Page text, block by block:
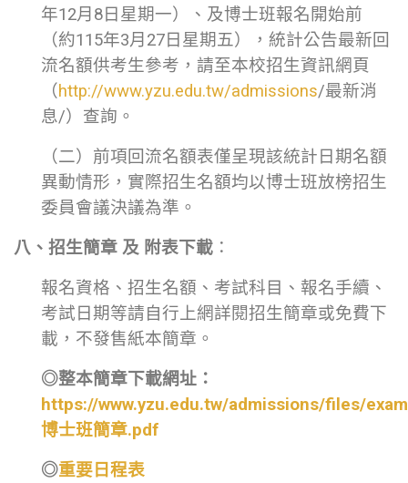
年12月8日星期一）、及博士班報名開始前
（約115年3月27日星期五），統計公告最新回
流名額供考生參考，請至本校招生資訊網頁
（http://www.yzu.edu.tw/admissions/最新消
息/）查詢。
（二）前項回流名額表僅呈現該統計日期名額
異動情形，實際招生名額均以博士班放榜招生
委員會議決議為準。
八、招生簡章 及 附表下載 ：
報名資格、招生名額、考試科目、報名手續、
考試日期等請自行上網詳閱招生簡章或免費下
載，不發售紙本簡章。
◎整本簡章下載網址：
https://www.yzu.edu.tw/admissions/files/
博士班簡章.pdf
◎重要日程表